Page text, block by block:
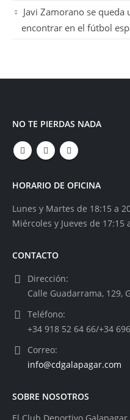
Javi Zamorano se queda
encontrar en el fútbol
NO TE PIERDAS NADA
HORARIO DE OFICINA
Lunes y Martes de 18:15 a
Miércoles y Jueves de 17:15
CONTACTO
Dirección:
Calle Guadarrama, 129,
Teléfono:
+34 918 52 64 66/+34
Correo:
info@cdgalapagar.com
SOBRE NOSOTROS